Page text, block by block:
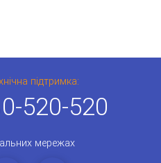
підтримка:
0-520-520
мережах